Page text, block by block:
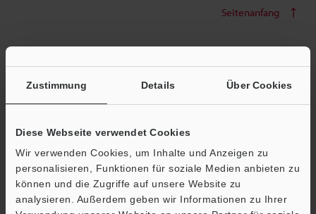
Zustimmung Details Über Cookies
Diese Webseite verwendet Cookies
Wir verwenden Cookies, um Inhalte und Anzeigen zu
personalisieren, Funktionen für soziale Medien anbieten zu
können und die Zugriffe auf unsere Website zu
analysieren. Außerdem geben wir Informationen zu Ihrer
Seitenanfang
Dateien für die Einrichtung der
Kommunikation
ESI-Datei für Modellreihe LJ-S8000 [CB-NEC20E]
Für EtherCAT®-Kommunikation
[Letzte Aktualisierung] 2024-07-16